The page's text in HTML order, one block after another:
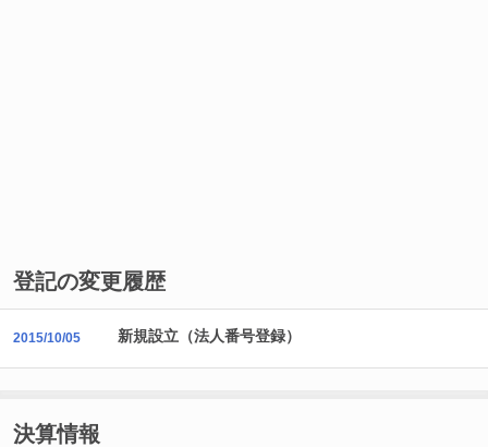
登記の変更履歴
2015/10/05 新規設立（法人番号登録）
決算情報